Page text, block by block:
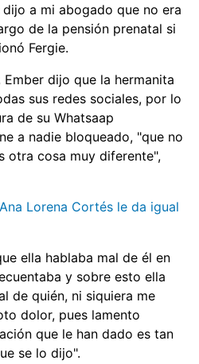
a mi abogado que no era
de la pensión prenatal si
Fergie.
dijo que la hermanita
sus redes sociales, por lo
de su Whatsaap
a nadie bloqueado, "que no
otra cosa muy diferente",
Lorena Cortés le da igual
ella hablaba mal de él en
y sobre esto ella
de quién, ni siquiera me
dolor, pues lamento
que le han dado es tan
se lo dijo".